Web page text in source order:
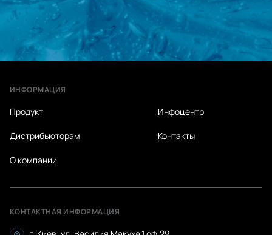
ИНФОРМАЦИЯ
Продукт
Дистрибьюторам
О компании
Инфоцентр
Контакты
КОНТАКТНАЯ ИНФОРМАЦИЯ